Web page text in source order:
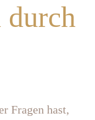
durch
Fragen hast,